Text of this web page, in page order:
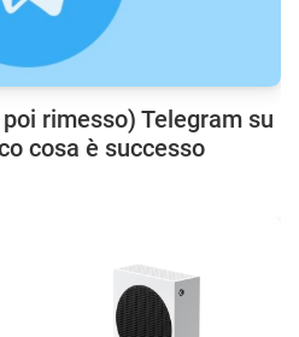
rimesso) Telegram su
cosa è successo